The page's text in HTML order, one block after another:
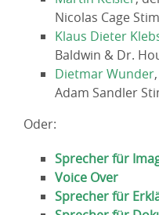
Nicolas Cage
Klaus Dieter
Baldwin & Dr.
Dietmar Wunder
Adam Sandler
Oder:
Sprecher für
Voice Over
Sprecher für